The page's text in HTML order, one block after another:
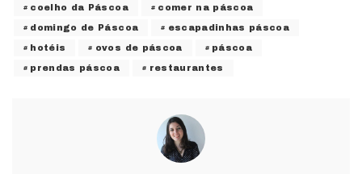
coelho da Páscoa comer na páscoa
domingo de Páscoa escapadinhas páscoa
hotéis ovos de páscoa páscoa
prendas páscoa restaurantes